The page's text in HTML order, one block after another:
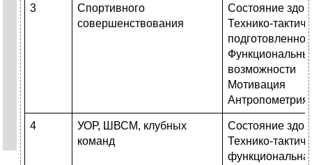
3
Спортивного
совершенствования
Состояние
Технико-
возможности
Мотивация
Антропометрия
4
УОР, ШВСМ, клубных
команд
Состояние
Технико-